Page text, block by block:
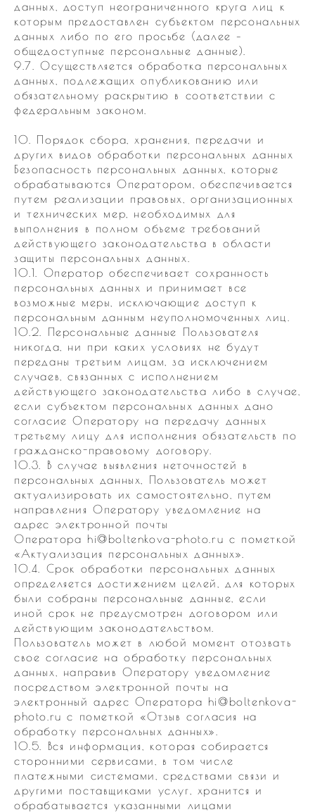
данных, доступ неограниченного круга лиц к
которым предоставлен субъектом персональных
данных либо по его просьбе (далее –
общедоступные персональные данные).
9.7. Осуществляется обработка персональных
данных, подлежащих опубликованию или
обязательному раскрытию в соответствии с
федеральным законом.
10. Порядок сбора, хранения, передачи и
других видов обработки персональных данных
Безопасность персональных данных, которые
обрабатываются Оператором, обеспечивается
путем реализации правовых, организационных
и технических мер, необходимых для
выполнения в полном объеме требований
действующего законодательства в области
защиты персональных данных.
10.1. Оператор обеспечивает сохранность
персональных данных и принимает все
возможные меры, исключающие доступ к
персональным данным неуполномоченных лиц.
10.2. Персональные данные Пользователя
никогда, ни при каких условиях не будут
переданы третьим лицам, за исключением
случаев, связанных с исполнением
действующего законодательства либо в случае,
если субъектом персональных данных дано
согласие Оператору на передачу данных
третьему лицу для исполнения обязательств по
гражданско-правовому договору.
10.3. В случае выявления неточностей в
персональных данных, Пользователь может
актуализировать их самостоятельно, путем
направления Оператору уведомление на
адрес электронной почты
Оператора hi@boltenkova-photo.ru с пометкой
«Актуализация персональных данных».
10.4. Срок обработки персональных данных
определяется достижением целей, для которых
были собраны персональные данные, если
иной срок не предусмотрен договором или
действующим законодательством.
Пользователь может в любой момент отозвать
свое согласие на обработку персональных
данных, направив Оператору уведомление
посредством электронной почты на
электронный адрес Оператора hi@boltenkova-
photo.ru с пометкой «Отзыв согласия на
обработку персональных данных».
10.5. Вся информация, которая собирается
сторонними сервисами, в том числе
платежными системами, средствами связи и
другими поставщиками услуг, хранится и
обрабатывается указанными лицами